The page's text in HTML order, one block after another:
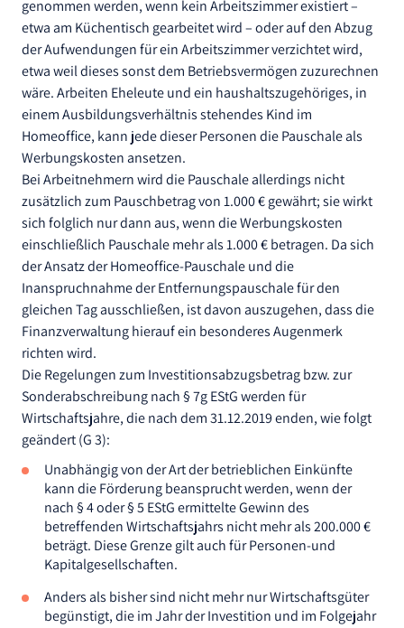
genommen werden, wenn kein Arbeitszimmer existiert –
etwa am Küchentisch gearbeitet wird – oder auf den Abzug
der Aufwendungen für ein Arbeitszimmer verzichtet wird,
etwa weil dieses sonst dem Betriebsvermögen zuzurechnen
wäre. Arbeiten Eheleute und ein haushaltszugehöriges, in
einem Ausbildungsverhältnis stehendes Kind im
Homeoffice, kann jede dieser Personen die Pauschale als
Werbungskosten ansetzen.
Bei Arbeitnehmern wird die Pauschale allerdings nicht
zusätzlich zum Pauschbetrag von 1.000 € gewährt; sie wirkt
sich folglich nur dann aus, wenn die Werbungskosten
einschließlich Pauschale mehr als 1.000 € betragen. Da sich
der Ansatz der Homeoffice-Pauschale und die
Inanspruchnahme der Entfernungspauschale für den
gleichen Tag ausschließen, ist davon auszugehen, dass die
Finanzverwaltung hierauf ein besonderes Augenmerk
richten wird.
Die Regelungen zum Investitionsabzugsbetrag bzw. zur
Sonderabschreibung nach § 7g EStG werden für
Wirtschaftsjahre, die nach dem 31.12.2019 enden, wie folgt
geändert (G 3):
Unabhängig von der Art der betrieblichen Einkünfte
kann die Förderung beansprucht werden, wenn der
nach § 4 oder § 5 EStG ermittelte Gewinn des
betreffenden Wirtschaftsjahrs nicht mehr als 200.000 €
beträgt. Diese Grenze gilt auch für Personen-und
Kapitalgesellschaften.
Anders als bisher sind nicht mehr nur Wirtschaftsgüter
begünstigt, die im Jahr der Investition und im Folgejahr